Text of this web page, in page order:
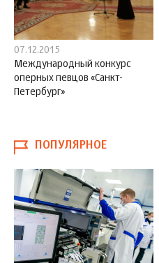
07.12.2015
Международный конкурс
оперных певцов «Санкт-
Петербург»
ПОПУЛЯРНОЕ